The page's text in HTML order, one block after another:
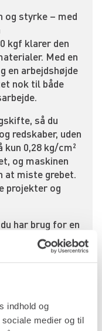
indhold og
medier og til
og styrke – med
kgf klarer den
Med en
en arbejdshøjde
nok til både
så du
redskaber, uden
0,28 kg/cm²
og maskinen
at miste grebet.
projekter og
har brug for en
opgaver –
Vi sørger for,
og klar til
og få
levering
dig med at